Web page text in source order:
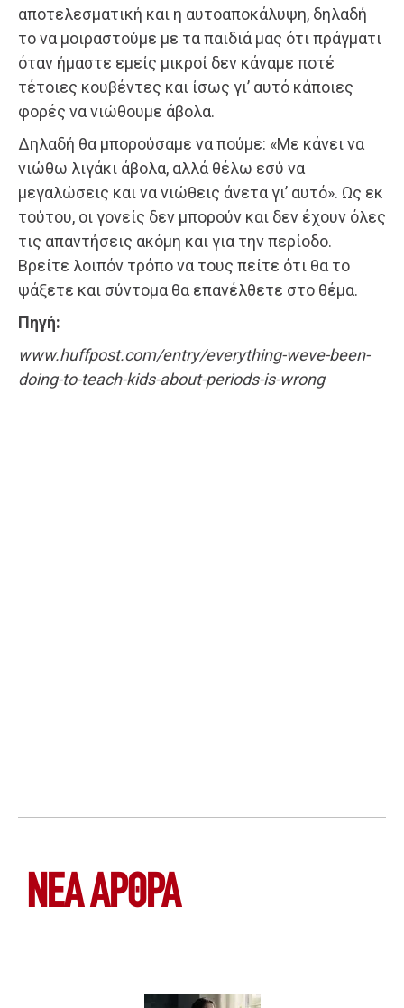
αποτελεσματική και η αυτοαποκάλυψη, δηλαδή
το να μοιραστούμε με τα παιδιά μας ότι πράγματι
όταν ήμαστε εμείς μικροί δεν κάναμε ποτέ
τέτοιες κουβέντες και ίσως γι’ αυτό κάποιες
φορές να νιώθουμε άβολα.
Δηλαδή θα μπορούσαμε να πούμε: «Με κάνει να
νιώθω λιγάκι άβολα, αλλά θέλω εσύ να
μεγαλώσεις και να νιώθεις άνετα γι’ αυτό». Ως εκ
τούτου, οι γονείς δεν μπορούν και δεν έχουν όλες
τις απαντήσεις ακόμη και για την περίοδο.
Βρείτε λοιπόν τρόπο να τους πείτε ότι θα το
ψάξετε και σύντομα θα επανέλθετε στο θέμα.
Πηγή:
www.huffpost.com/entry/everything-weve-been-
doing-to-teach-kids-about-periods-is-wrong
ΝΕΑ ΆΡΘΡΑ